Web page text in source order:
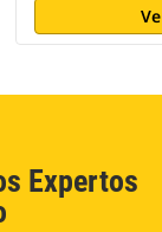
Expertos